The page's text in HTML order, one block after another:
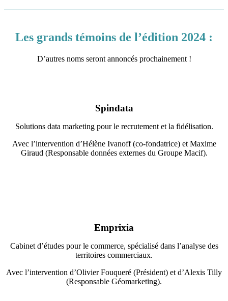
Les grands témoins de l’édition 2024 :
D’autres noms seront annoncés prochainement !
Spindata
Solutions data marketing pour le recrutement et la fidélisation.
Avec l’intervention d’Hélène Ivanoff (co-fondatrice) et Maxime
Giraud (Responsable données externes du Groupe Macif).
Emprixia
Cabinet d’études pour le commerce, spécialisé dans l’analyse des
territoires commerciaux.
Avec l’intervention d’Olivier Fouqueré (Président) et d’Alexis Tilly
(Responsable Géomarketing).